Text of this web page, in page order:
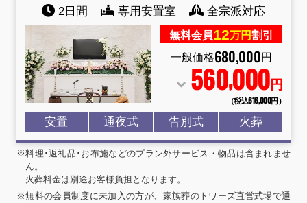
2日間 専用安置室 全宗派対応
無料会員12万円割引
一般価格680,000円
560,000円
（税込616,000円）
安置 通夜式 告別式 火葬
※料理･返礼品･お布施などのプラン外サービス・物品は含まれませ
ん。
火葬料金は別途お客様負担となります。
※無料の会員制度に未加入の方が、家族葬のトワーズ直営式場で通